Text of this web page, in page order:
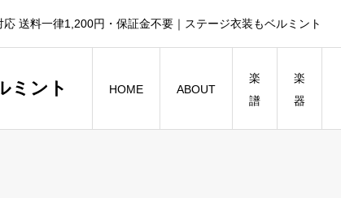
送料一律1,200円・保証金不要｜ステージ衣装もベルミント
ミント HOME ABOUT
楽
譜
楽
器